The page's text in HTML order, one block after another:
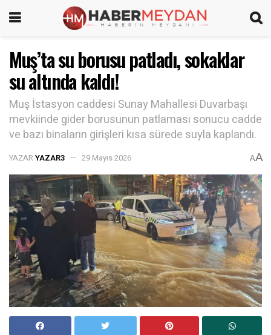
Muş’ta su borusu patladı, sokaklar
su altında kaldı!
Muş İstasyon caddesi Sunay Mahallesi Duvarbaşı
mevkiinde gider borusunun patlaması sonucu cadde
ve bazı binaların girişleri kısa sürede suyla kaplandı.
YAZAR YAZAR3 29 Mayıs 2026 AA